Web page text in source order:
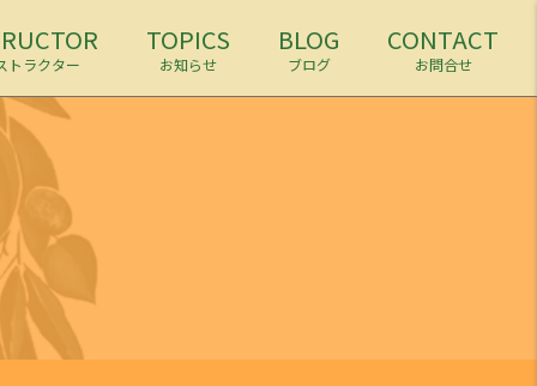
トラクター
TOPICS
お知らせ
BLOG
ブログ
CONTACT
お問合せ